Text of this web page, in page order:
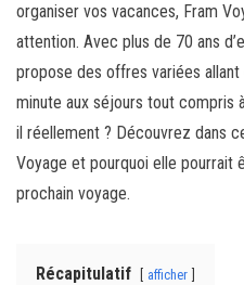
organiser vos vacances, Fram
attention. Avec plus de 70 ans
propose des offres variées
minute aux séjours tout compris
il réellement ? Découvrez dans
Voyage et pourquoi elle pourrait
prochain voyage.
Récapitulatif afficher